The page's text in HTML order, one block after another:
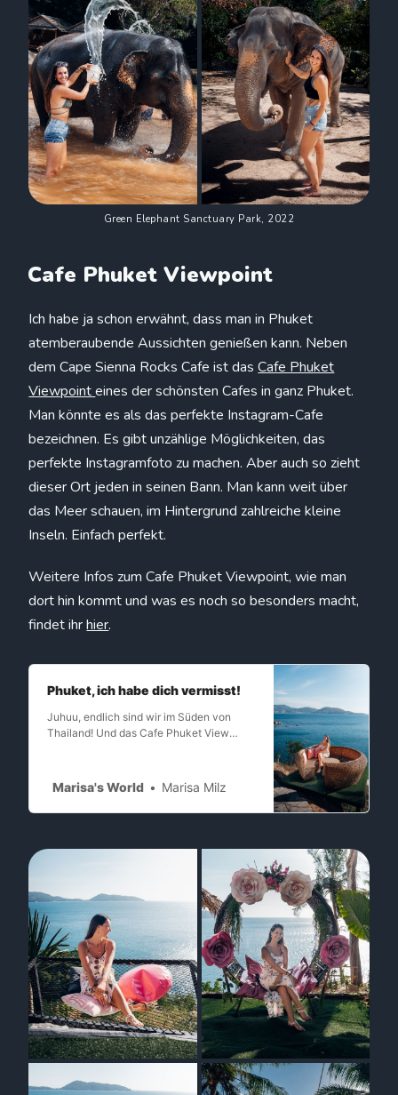
Green Elephant Sanctuary Park, 2022
Cafe Phuket Viewpoint
Ich habe ja schon erwähnt, dass man in Phuket
atemberaubende Aussichten genießen kann. Neben
dem Cape Sienna Rocks Cafe ist dasCafe Phuket
Viewpointeines der schönsten Cafes in ganz Phuket.
Man könnte es als das perfekte Instagram-Cafe
bezeichnen. Es gibt unzählige Möglichkeiten, das
perfekte Instagramfoto zu machen. Aber auch so zieht
dieser Ort jeden in seinen Bann. Man kann weit über
das Meer schauen, im Hintergrund zahlreiche kleine
Inseln. Einfach perfekt.
Weitere Infos zum Cafe Phuket Viewpoint, wie man
dort hin kommt und was es noch so besonders macht,
findet ihrhier.
Phuket, ich habe dich vermisst!
Juhuu, endlich sind wir im Süden von
Thailand! Und das Cafe Phuket View
nagut fast 2 Jahre - aber wir sind nun
endlich wieder inPhuket. Im Jahr 2019
war ich das erste mal in Phuket. Damals
Marisa's World Marisa Milz